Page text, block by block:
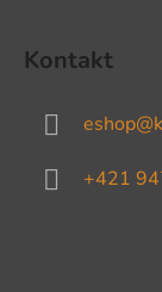
Kontakt
eshop@
+421